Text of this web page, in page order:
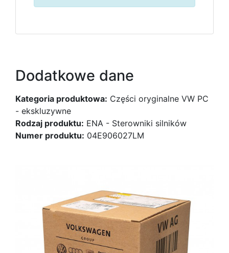
Dodatkowe dane
Kategoria produktowa: Części oryginalne VW PC
- ekskluzywne
Rodzaj produktu: ENA - Sterowniki silników
Numer produktu: 04E906027LM